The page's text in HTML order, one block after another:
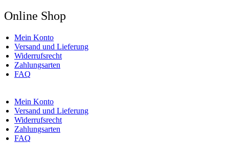
Online Shop
Mein Konto
Versand und Lieferung
Widerrufsrecht
Zahlungsarten
FAQ
Mein Konto
Versand und Lieferung
Widerrufsrecht
Zahlungsarten
FAQ